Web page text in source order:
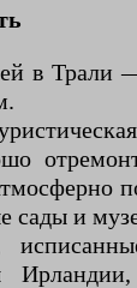
в Трали
сады и